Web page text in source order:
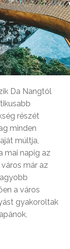
Da Nangtól
részét
minden
múltja,
mai napig az
már az
a város
gyakoroltak